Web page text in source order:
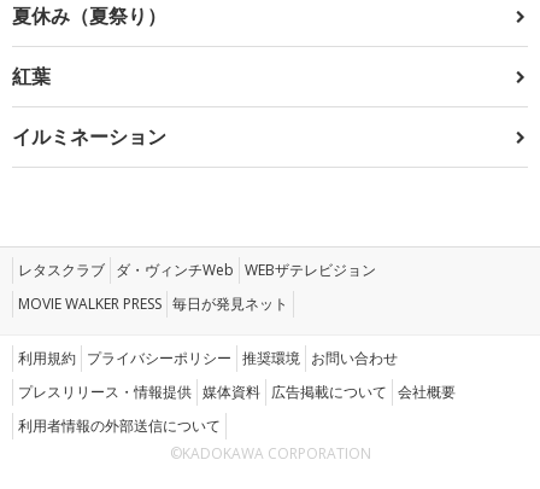
夏休み（夏祭り）
紅葉
イルミネーション
レタスクラブ ダ・ヴィンチWeb WEBザテレビジョン
MOVIE WALKER PRESS 毎日が発見ネット
利用規約 プライバシーポリシー 推奨環境 お問い合わせ
プレスリリース・情報提供 媒体資料 広告掲載について 会社概要
利用者情報の外部送信について
©KADOKAWA CORPORATION